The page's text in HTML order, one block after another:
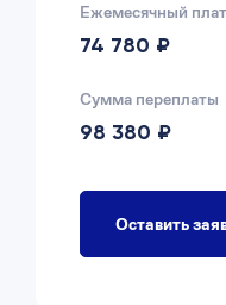
Ежемесячный
74 780 ₽
Сумма переплаты
98 380 ₽
Оставить